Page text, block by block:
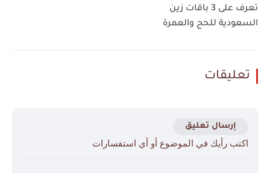
تعرف على 3 باقات زين
السعودية للحج والعمرة
تعليقات
إرسال تعليق
اكتب رأيك في الموضوع أو أي استفسارات